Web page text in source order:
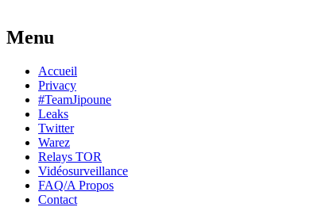
Menu
Skip
content
Accueil
Privacy
#TeamJipoune
Leaks
Twitter
Warez
Relays TOR
Vidéosurveillance
FAQ/A Propos
Contact